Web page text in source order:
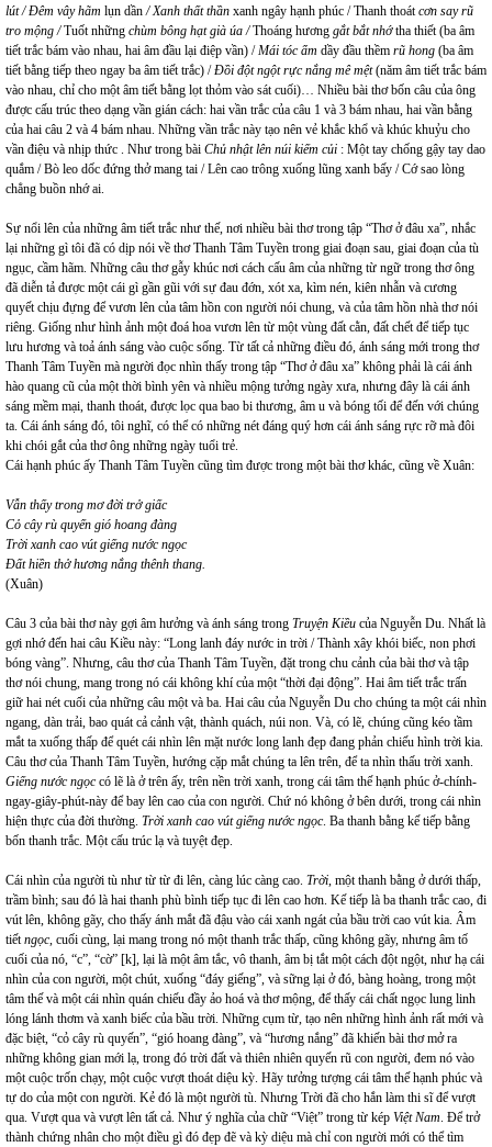
lút / Đêm vây hãm lụn dần/ Xanh thất thần xanh ngây hạnh phúc / Thanh thoátcơn say rũ
tro mộng /Tuốt những chùm bông hạt già úa /Thoáng hương gắt bắt nhớtha thiết (ba âm
tiết trắc bám vào nhau, hai âm đầu lại điệp vần) /Mái tóc ẩm dầy đầu thềm rũ hong (ba âm
tiết bằng tiếp theo ngay ba âm tiết trắc) /Đồi đột ngột rực nắng mê mệt(năm âm tiết trắc bám
vào nhau, chỉ cho một âm tiết bằng lọt thỏm vào sát cuối)… Nhiều bài thơ bốn câu của ông
được cấu trúc theo dạng vần gián cách: hai vần trắc của câu 1 và 3 bám nhau, hai vần bằng
của hai câu 2 và 4 bám nhau. Những vần trắc này tạo nên vẻ khắc khổ và khúc khuỷu cho
vần điệu và nhịp thức . Như trong bài Chủ nhật lên núi kiếm củi : Một tay chống gậy tay dao
quắm / Bò leo dốc đứng thở mang tai / Lên cao trông xuống lũng xanh bấy / Cớ sao lòng
chẳng buồn nhớ ai.
Sự nổi lên của những âm tiết trắc như thế, nơi nhiều bài thơ trong tập “Thơ ở đâu xa”, nhắc
lại những gì tôi đã có dịp nói về thơ Thanh Tâm Tuyền trong giai đoạn sau, giai đoạn của tù
ngục, cầm hãm. Những câu thơ gẫy khúc nơi cách cấu âm của những từ ngữ trong thơ ông
đã diễn tả được một cái gì gần gũi với sự đau đớn, xót xa, kìm nén, kiên nhẫn và cương
quyết chịu đựng để vươn lên của tâm hồn con người nói chung, và của tâm hồn nhà thơ nói
riêng. Giống như hình ảnh một đoá hoa vươn lên từ một vùng đất cằn, đất chết để tiếp tục
lưu hương và toả ánh sáng vào cuộc sống. Từ tất cả những điều đó, ánh sáng mới trong thơ
Thanh Tâm Tuyền mà người đọc nhìn thấy trong tập “Thơ ở đâu xa” không phải là cái ánh
hào quang cũ của một thời bình yên và nhiều mộng tưởng ngày xưa, nhưng đây là cái ánh
sáng mềm mại, thanh thoát, được lọc qua bao bi thương, âm u và bóng tối để đến với chúng
ta. Cái ánh sáng đó, tôi nghĩ, có thể có những nét đáng quý hơn cái ánh sáng rực rỡ mà đôi
khi chói gắt của thơ ông những ngày tuổi trẻ.
Cái hạnh phúc ấy Thanh Tâm Tuyền cũng tìm được trong một bài thơ khác, cũng về Xuân:
Vẫn thấy trong mơ đời trở giấc
Cỏ cây rù quyến gió hoang đàng
Trời xanh cao vút giếng nước ngọc
Đất hiền thở hương nắng thênh thang.
(Xuân)
Câu 3 của bài thơ này gợi âm hưởng và ánh sáng trong Truyện Kiều của Nguyễn Du. Nhất là
gợi nhớ đến hai câu Kiều này: “Long lanh đáy nước in trời / Thành xây khói biếc, non phơi
bóng vàng”. Nhưng, câu thơ của Thanh Tâm Tuyền, đặt trong chu cảnh của bài thơ và tập
thơ nói chung, mang trong nó cái không khí của một “thời đại động”. Hai âm tiết trắc trấn
giữ hai nét cuối của những câu một và ba. Hai câu của Nguyễn Du cho chúng ta một cái nhìn
ngang, dàn trải, bao quát cả cảnh vật, thành quách, núi non. Và, có lẽ, chúng cũng kéo tầm
mắt ta xuống thấp để quét cái nhìn lên mặt nước long lanh đẹp đang phản chiếu hình trời kia.
Câu thơ của Thanh Tâm Tuyền, hướng cặp mắt chúng ta lên trên, để ta nhìn thấu trời xanh.
Giếng nước ngọccó lẽ là ở trên ấy, trên nền trời xanh, trong cái tâm thế hạnh phúc ở-chính-
ngay-giây-phút-này để bay lên cao của con người. Chứ nó không ở bên dưới, trong cái nhìn
hiện thực của đời thường. Trời xanh cao vút giếng nước ngọc. Ba thanh bằng kế tiếp bằng
bốn thanh trắc. Một cấu trúc lạ và tuyệt đẹp.
Cái nhìn của người tù như từ từ đi lên, càng lúc càng cao. Trời, một thanh bằng ở dưới thấp,
trầm bình; sau đó là hai thanh phù bình tiếp tục đi lên cao hơn. Kế tiếp là ba thanh trắc cao, đi
vút lên, không gãy, cho thấy ánh mắt đã đậu vào cái xanh ngát của bầu trời cao vút kia. Âm
tiếtngọc, cuối cùng, lại mang trong nó một thanh trắc thấp, cũng không gãy, nhưng âm tố
cuối của nó, “c”, “cờ” [k], lại là một âm tắc, vô thanh, âm bị tắt một cách đột ngột, như hạ cái
nhìn của con người, một chút, xuống “đáy giếng”, và sững lại ở đó, bàng hoàng, trong một
tâm thế và một cái nhìn quán chiếu đầy ảo hoá và thơ mộng, để thấy cái chất ngọc lung linh
lóng lánh thơm và xanh biếc của bầu trời. Những cụm từ, tạo nên những hình ảnh rất mới và
đặc biệt, “cỏ cây rù quyến”, “gió hoang đàng”, và “hương nắng” đã khiến bài thơ mở ra
những không gian mới lạ, trong đó trời đất và thiên nhiên quyến rũ con người, đem nó vào
một cuộc trốn chạy, một cuộc vượt thoát diệu kỳ. Hãy tưởng tượng cái tâm thế hạnh phúc và
tự do của một con người. Kẻ đó là một người tù. Nhưng Trời đã cho hắn làm thi sĩ để vượt
qua. Vượt qua và vượt lên tất cả. Như ý nghĩa của chữ “Việt” trong từ kép Việt Nam. Để trở
thành chứng nhân cho một điều gì đó đẹp đẽ và kỳ diệu mà chỉ con người mới có thể tìm